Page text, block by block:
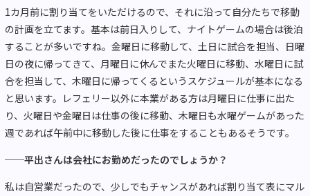
1カ月前に割り当てをいただけるので、それに沿って自分たちで移動
の計画を立てます。基本は前日入りして、ナイトゲームの場合は後泊
することが多いですね。金曜日に移動して、土日に試合を担当、日曜
日の夜に帰ってきて、月曜日に休んでまた火曜日に移動、水曜日に試
合を担当して、木曜日に帰ってくるというスケジュールが基本になる
と思います。レフェリー以外に本業がある方は月曜日に仕事に出た
り、火曜日や金曜日は仕事の後に移動、木曜日も水曜ゲームがあった
週であれば午前中に移動した後に仕事をすることもあるそうです。
──平出さんは会社にお勤めだったのでしょうか？
私は自営業だったので、少しでもチャンスがあれば割り当て表にマル